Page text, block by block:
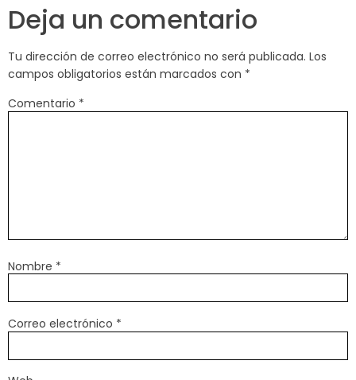
Deja un comentario
Tu dirección de correo electrónico no será publicada. Los
campos obligatorios están marcados con *
Comentario *
Nombre *
Correo electrónico *